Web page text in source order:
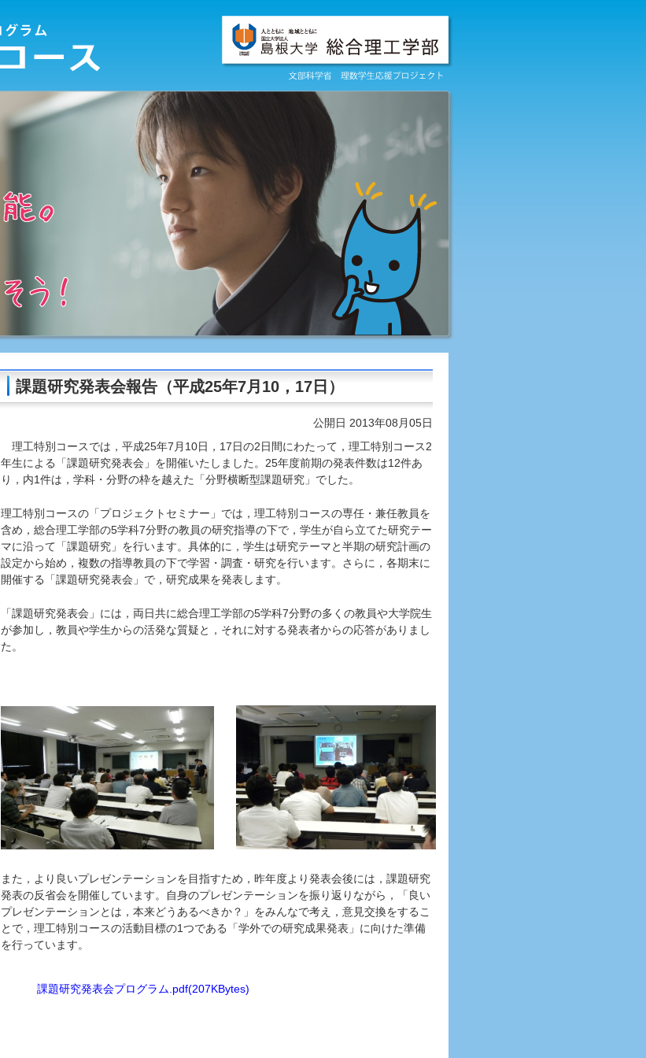
課題研究発表会報告（平成25年7月10，17日）
公開日 2013年08月05日
理工特別コースでは，平成25年7月10日，17日の2日間にわたって，理工特別コース2
年生による「課題研究発表会」を開催いたしました。25年度前期の発表件数は12件あ
り，内1件は，学科・分野の枠を越えた「分野横断型課題研究」でした。
理工特別コースの「プロジェクトセミナー」では，理工特別コースの専任・兼任教員を
含め，総合理工学部の5学科7分野の教員の研究指導の下で，学生が自ら立てた研究テー
マに沿って「課題研究」を行います。具体的に，学生は研究テーマと半期の研究計画の
設定から始め，複数の指導教員の下で学習・調査・研究を行います。さらに，各期末に
開催する「課題研究発表会」で，研究成果を発表します。
「課題研究発表会」には，両日共に総合理工学部の5学科7分野の多くの教員や大学院生
が参加し，教員や学生からの活発な質疑と，それに対する発表者からの応答がありまし
た。
また，より良いプレゼンテーションを目指すため，昨年度より発表会後には，課題研究
発表の反省会を開催しています。自身のプレゼンテーションを振り返りながら，「良い
プレゼンテーションとは，本来どうあるべきか？」をみんなで考え，意見交換をするこ
とで，理工特別コースの活動目標の1つである「学外での研究成果発表」に向けた準備
を行っています。
課題研究発表会プログラム.pdf(207KBytes)